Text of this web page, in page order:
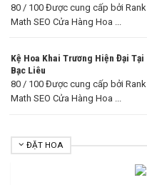
80 / 100 Được cung cấp bởi Rank
Math SEO Cửa Hàng Hoa ...
Kệ Hoa Khai Trương Hiện Đại Tại
Bạc Liêu
80 / 100 Được cung cấp bởi Rank
Math SEO Cửa Hàng Hoa ...
ĐẶT HOA